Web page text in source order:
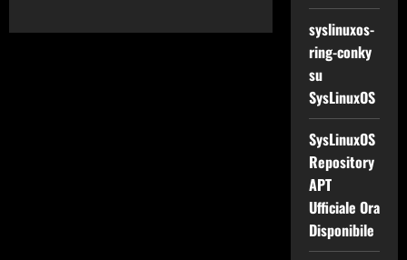
syslinuxos-
ring-conky
su
SysLinuxOS
SysLinuxOS
Repository
APT
Ufficiale Ora
Disponibile